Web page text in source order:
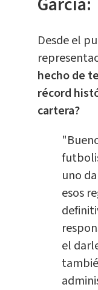
Desde el
hecho de
récord
cartera?
uno
esos
el